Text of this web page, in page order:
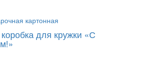
для кружки «С